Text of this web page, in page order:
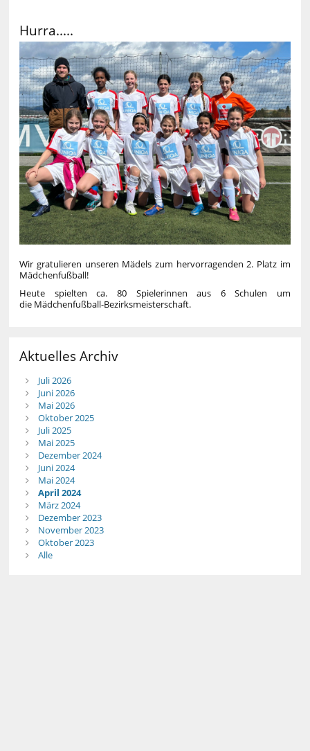
Hurra.....
Wir gratulieren unseren Mädels zum hervorragenden 2. Platz im
Mädchenfußball!
Heute spielten ca. 80 Spielerinnen aus 6 Schulen um
die Mädchenfußball-Bezirksmeisterschaft.
Aktuelles Archiv
Juli 2026
Juni 2026
Mai 2026
Oktober 2025
Juli 2025
Mai 2025
Dezember 2024
Juni 2024
Mai 2024
April 2024
März 2024
Dezember 2023
November 2023
Oktober 2023
Alle